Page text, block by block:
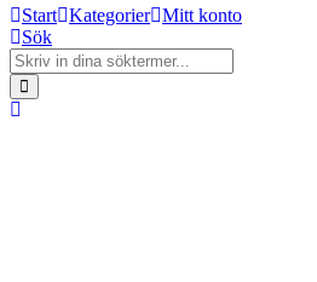
Start Kategorier Mitt konto
Sök